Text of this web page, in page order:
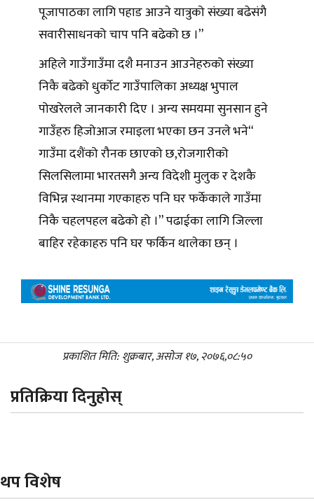
पूजापाठका लागि पहाड आउने यात्रुको संख्या बढेसंगै
सवारीसाधनको चाप पनि बढेको छ ।”
अहिले गाउँगाउँमा दशै मनाउन आउनेहरुको संख्या
निकै बढेको धुर्कोट गाउँपालिका अध्यक्ष भुपाल
पोखरेलले जानकारी दिए । अन्य समयमा सुनसान हुने
गाउँहरु हिजोआज रमाइला भएका छन उनले भने“
गाउँमा दशैंको रौनक छाएको छ,रोजगारीको
सिलसिलामा भारतसगै अन्य विदेशी मुलुक र देशकै
विभिन्न स्थानमा गएकाहरु पनि घर फर्केकाले गाउँमा
निकै चहलपहल बढेको हो ।” पढाईका लागि जिल्ला
बाहिर रहेकाहरु पनि घर फर्किन थालेका छन् ।
प्रकाशित मिति: शुक्रबार, असोज १७, २०७६,०८:५०
प्रतिक्रिया दिनुहोस्
थप विशेष